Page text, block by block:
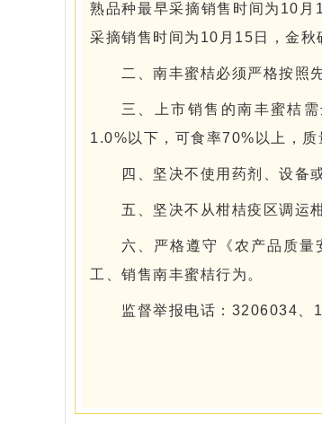
熟品种最早采摘销售时间为10
采摘销售时间为10月15日，金秋
二、南丰蜜桔必须严格按照
三、上市销售的南丰蜜桔
1.0%以下，可食率70%以上，
四、坚决不使用药剂、设备
五、坚决不从柑桔疫区调运
六、严格遵守《农产品质
工、销售南丰蜜桔行为。
监督举报电话：3206034、